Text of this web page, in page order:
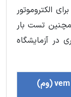
الکتروموتور
تست بار
در آزمایشگاه